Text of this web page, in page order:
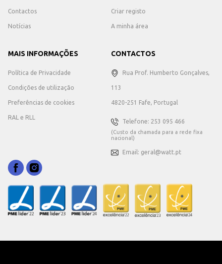
Contactos
Notícias
Criar registo
A minha área
MAIS INFORMAÇÕES
Política de Privacidade
Condições de utilização
Preferências de cookies
RAL e RLL
CONTACTOS
Rua Prof. Humberto Gonçalves,
113
4820-251 Fafe, Portugal
Telefone: 253 095 466
(Custo da chamada para a rede fixa
nacional)
Email: geral@watt.pt